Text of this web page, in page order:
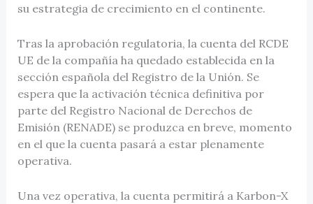
su estrategia de crecimiento en el continente.
Tras la aprobación regulatoria, la cuenta del RCDE
UE de la compañía ha quedado establecida en la
sección española del Registro de la Unión. Se
espera que la activación técnica definitiva por
parte del Registro Nacional de Derechos de
Emisión (RENADE) se produzca en breve, momento
en el que la cuenta pasará a estar plenamente
operativa.
Una vez operativa, la cuenta permitirá a Karbon-X